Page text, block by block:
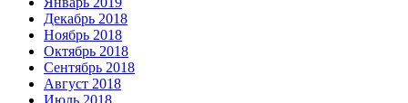
Декабрь 2018
Ноябрь 2018
Октябрь 2018
Сентябрь 2018
Август 2018
Июль 2018